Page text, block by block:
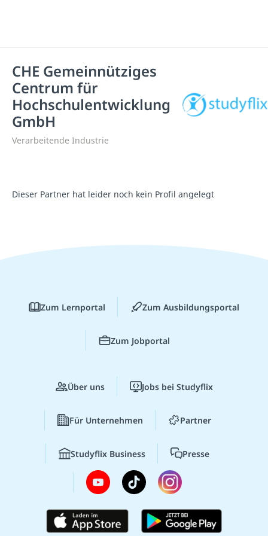
CHE Gemeinnütziges
Centrum für
Hochschulentwicklung
GmbH
Verarbeitende Industrie
Dieser Partner hat leider noch kein Profil angelegt
Zum Lernportal Zum Ausbildungsportal
Zum Jobportal
Über uns Jobs bei Studyflix
Für Unternehmen Partner
Studyflix Business Presse